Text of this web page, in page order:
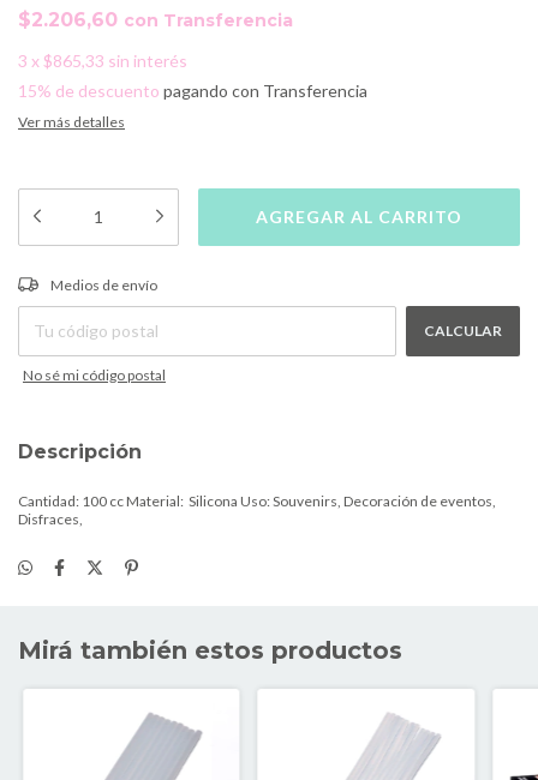
$2.206,60 con Transferencia
3 x$865,33 sin interés
15% de descuento pagando con Transferencia
Ver más detalles
Entregas para el CP:
Medios de envío
CALCULAR
No sé mi código postal
Descripción
Cantidad: 100 cc Material: Silicona Uso: Souvenirs, Decoración de eventos,
Disfraces,
Mirá también estos productos